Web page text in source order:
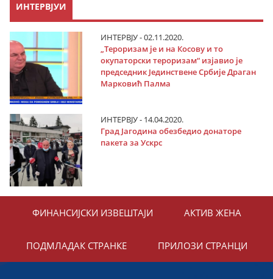
ИНТЕРВЈУИ
ИНТЕРВЈУ - 02.11.2020.
„Тероризам је и на Косову и то
окупаторски тероризам“ изјавио је
председник Јединствене Србије Драган
Марковић Палма
ИНТЕРВЈУ - 14.04.2020.
Град Јагодина обезбедио донаторе
пакета за Ускрс
ФИНАНСИЈСКИ ИЗВЕШТАЈИ АКТИВ ЖЕНА
ПОДМЛАДАК СТРАНКЕ ПРИЛОЗИ СТРАНЦИ